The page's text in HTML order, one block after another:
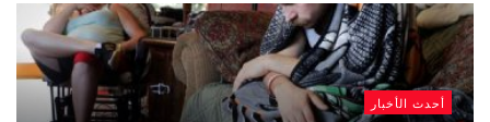
أحدث الأخبار